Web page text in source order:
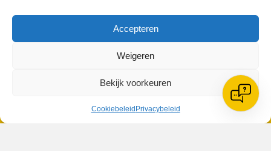
Accepteren
Weigeren
Bekijk voorkeuren
Cookiebeleid Privacybeleid
Geplaatst inBerichten seizoen 2024-2025